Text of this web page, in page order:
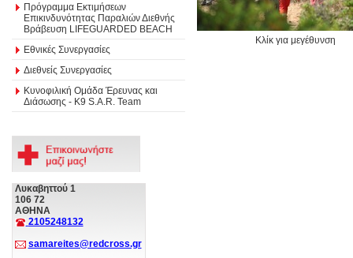
Πρόγραμμα Εκτιμήσεων
Επικινδυνότητας Παραλιών Διεθνής
Βράβευση LIFEGUARDED BEACH
Εθνικές Συνεργασίες
Διεθνείς Συνεργασίες
Κυνοφιλική Ομάδα Έρευνας και
Διάσωσης - Κ9 S.A.R. Team
Λυκαβηττού 1
106 72
ΑΘΗΝΑ
2105248132
samareites@redcross.gr
Κλίκ για μεγέθυνση